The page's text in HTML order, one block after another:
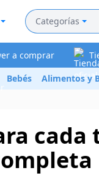
Categorías
a comprar
Bebés Alimentos y
cada